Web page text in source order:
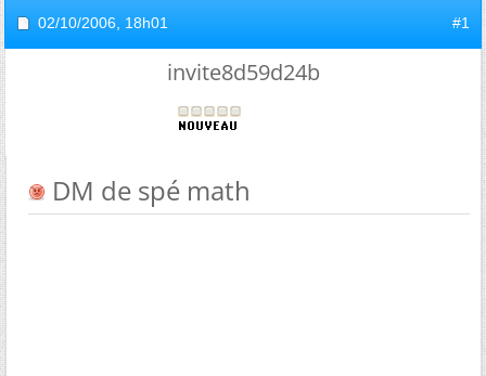
02/10/2006, 18h01 #1
invite8d59d24b
DM de spé math